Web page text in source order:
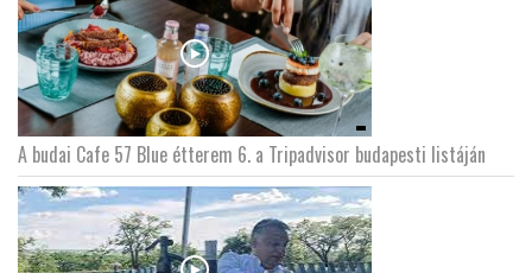
A budai Cafe 57 Blue étterem 6. a Tripadvisor budapesti listáján